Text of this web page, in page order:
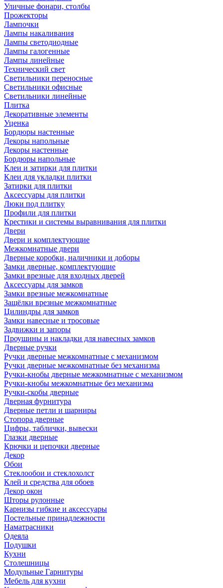
Уличные фонари, столбы
Прожекторы
Лампочки
Лампы накаливания
Лампы светодиодные
Лампы галогенные
Лампы линейные
Технический свет
Светильники переносные
Светильники офисные
Светильники линейные
Плитка
Декоративные элементы
Уценка
Бордюры настенные
Декоры напольные
Декоры настенные
Бордюры напольные
Клеи и затирки для плитки
Клеи для укладки плитки
Затирки для плитки
Аксессуары для плитки
Люки под плитку
Профили для плитки
Крестики и системы выравнивания для плитки
Двери
Двери и комплектующие
Межкомнатные двери
Дверные коробки, наличники и доборы
Замки дверные, комплектующие
Замки врезные для входных дверей
Аксессуары для замков
Замки врезные межкомнатные
Защёлки врезные межкомнатные
Цилиндры для замков
Замки навесные и тросовые
Задвижки и запоры
Проушины и накладки для навесных замков
Дверные ручки
Ручки дверные межкомнатные с механизмом
Ручки дверные межкомнатные без механизма
Ручки-кнобы дверные межкомнатные с механизмом
Ручки-кнобы межкомнатные без механизма
Ручки-скобы дверные
Дверная фурнитура
Дверные петли и шарниры
Стопора дверные
Цифры, таблички, вывески
Глазки дверные
Крючки и цепочки дверные
Декор
Обои
Стеклообои и стеклохолст
Клей и средства для обоев
Декор окон
Шторы рулонные
Карнизы гибкие и аксессуары
Постельные принадлежности
Наматрасники
Одеяла
Подушки
Кухни
Столешницы
Модульные Гарнитуры
Мебель для кухни